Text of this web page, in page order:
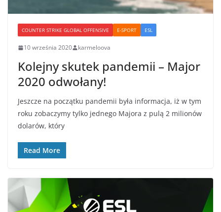
COUNTER STRIKE GLOBAL OFFENSIVE E-SPORT ESL
10 września 2020 karmeloova
Kolejny skutek pandemii – Major
2020 odwołany!
Jeszcze na początku pandemii była informacja, iż w tym
roku zobaczymy tylko jednego Majora z pulą 2 milionów
dolarów, który
Read More